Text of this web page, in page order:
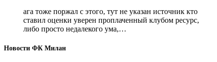
ага тоже поржал с этого, тут не указан источник кто
ставил оценки уверен проплаченный клубом ресурс,
либо просто недалекого ума,…
Новости ФК Милан